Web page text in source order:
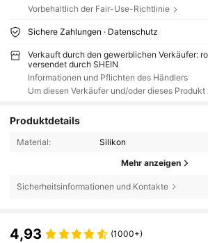
Vorbehaltlich der Fair-Use-Richtlinie
Sichere Zahlungen · Datenschutz
Verkauft durch den gewerblichen Verkäufer:
versendet durch SHEIN
Informationen und Pflichten des Händlers
Um diesen Verkäufer und/oder dieses Produkt
Produktdetails
Material: Silikon
Mehr anzeigen
Sicherheitsinformationen und Kontakte
4,93 (1000+)